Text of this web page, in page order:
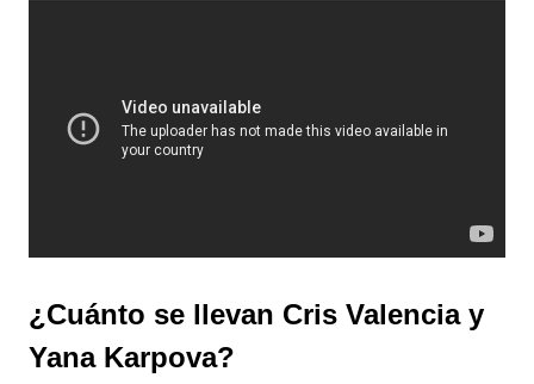
¿Cuánto se llevan Cris Valencia y
Yana Karpova?